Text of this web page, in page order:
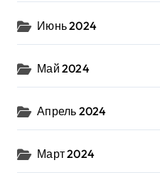
Июнь 2024
Май 2024
Апрель 2024
Март 2024